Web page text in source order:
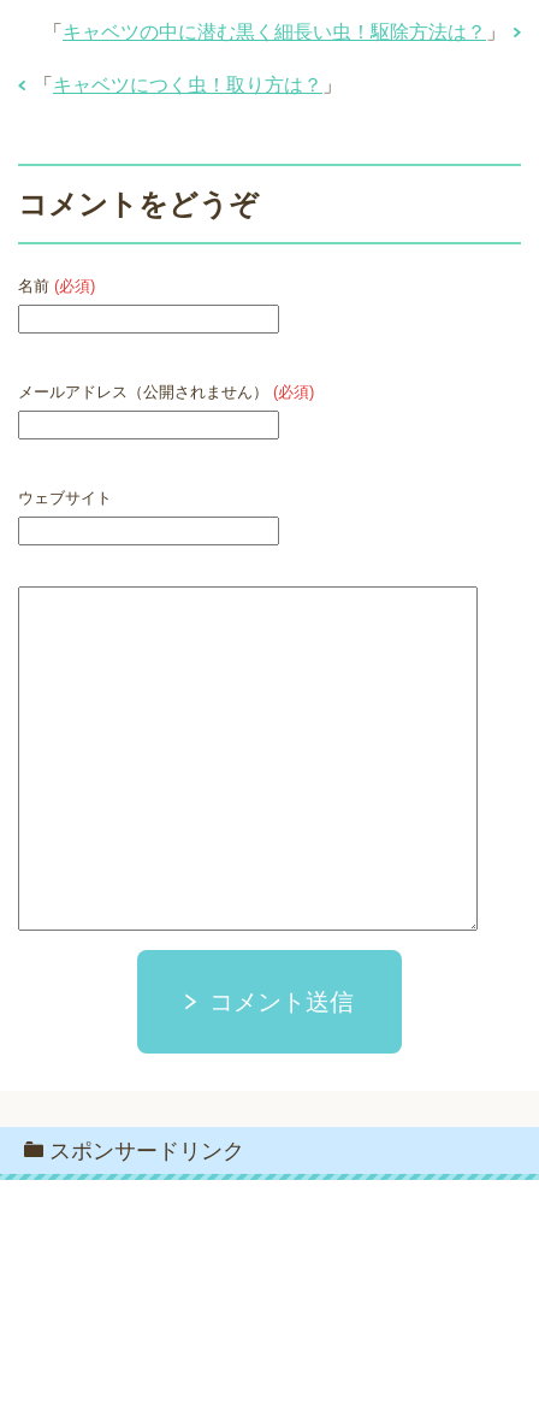
「 キャベツの中に潜む黒く細長い虫！駆除方法は？ 」
「 キャベツにつく虫！取り方は？ 」
コメントをどうぞ
名前 (必須)
メールアドレス（公開されません） (必須)
ウェブサイト
コメント送信
スポンサードリンク